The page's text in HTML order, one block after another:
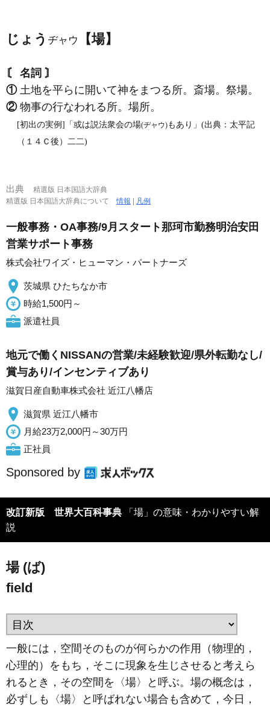
じょう ヂャウ 【場】
〘 名詞 〙
①土地を平らに開いて神をまつる所。斎場。祭場。
②物事の行なわれる所。場所。
[初出の実例]「或は説法衆会の場(ヂャウ)もあり」(出典：太平記
（１４Ｃ後）二二)
出典
精選版 日本国語大辞典
精選版 日本国語大辞典について情報 凡例
一般事務・OA事務/9月スタート那珂市勤務明治安田
営業サポート事務
株式会社ワイズ・ヒューマン・パートナーズ
茨城県 ひたちなか市
時給1,500円～
派遣社員
地元で働くNISSANの営業/未経験歓迎/県外転勤なし/
賞与あり/インセンティブあり
滋賀日産自動車株式会社 近江八幡店
滋賀県 近江八幡市
月給23万2,000円～30万円
正社員
Sponsored by
改訂新版 世界大百科事典
説
場 (ば)
field
一般には，空間そのものが何らかの作用（物理的，
心理的）をもち，そこに現象を生じさせると考えら
れるとき，その空間を〈場〉と呼ぶ。場の概念は，
必ずしも〈場〉と呼ばれない場合も含めて，今日，